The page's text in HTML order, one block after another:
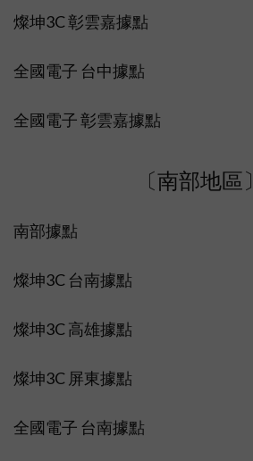
燦坤3C 彰雲嘉據點
全國電子 台中據點
全國電子 彰雲嘉據點
〔南部地區〕
南部據點
燦坤3C 台南據點
燦坤3C 高雄據點
燦坤3C 屏東據點
全國電子 台南據點